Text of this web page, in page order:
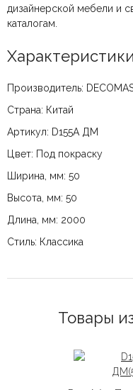
дизайнерской мебели и
каталогам.
Характеристики
Производитель:
Страна: Китай
Артикул: D155A ДМ
Цвет: Под покраску
Ширина, мм: 50
Высота, мм: 50
Длина, мм: 2000
Стиль: Классика
Товары